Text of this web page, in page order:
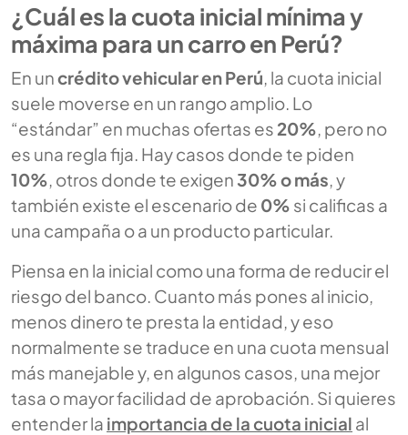
¿Cuál es la cuota inicial mínima y
máxima para un carro en Perú?
En uncrédito vehicular en Perú , la cuota inicial
suele moverse en un rango amplio. Lo
“estándar” en muchas ofertas es 20% , pero no
es una regla fija. Hay casos donde te piden
10% , otros donde te exigen 30% o más , y
también existe el escenario de 0% si calificas a
una campaña o a un producto particular.
Piensa en la inicial como una forma de reducir el
riesgo del banco. Cuanto más pones al inicio,
menos dinero te presta la entidad, y eso
normalmente se traduce en una cuota mensual
más manejable y, en algunos casos, una mejor
tasa o mayor facilidad de aprobación. Si quieres
entender la importancia de la cuota inicial al